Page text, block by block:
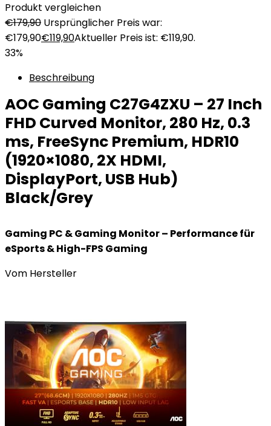
Produkt vergleichen
€179,90 Ursprünglicher Preis war:
€179,90€119,90Aktueller Preis ist: €119,90.
33%
Beschreibung
AOC Gaming C27G4ZXU – 27 Inch
FHD Curved Monitor, 280 Hz, 0.3
ms, FreeSync Premium, HDR10
(1920×1080, 2X HDMI,
DisplayPort, USB Hub)
Black/Grey
Gaming PC & Gaming Monitor – Performance für
eSports & High-FPS Gaming
Vom Hersteller